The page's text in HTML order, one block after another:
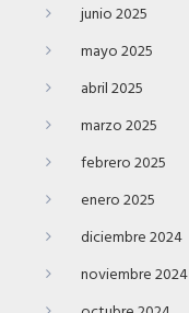
junio 2025
mayo 2025
abril 2025
marzo 2025
febrero 2025
enero 2025
diciembre 2024
noviembre 2024